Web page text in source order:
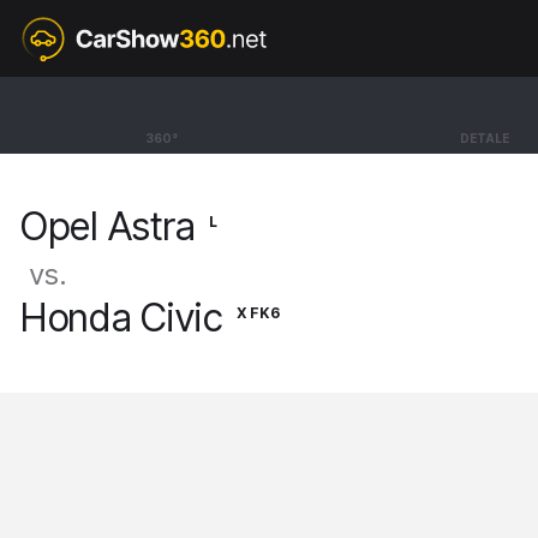
360° DETALE
Opel Astra
Opel Astra L
vs.
Honda Civic X FK6